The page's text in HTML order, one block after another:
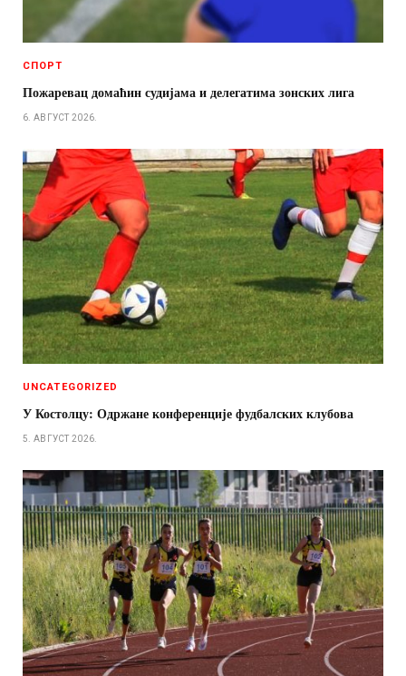
СПОРТ
Пожаревац домаћин судијама и делегатима зонских лига
6. АВГУСТ 2026.
UNCATEGORIZED
У Костолцу: Одржане конференције фудбалских клубова
5. АВГУСТ 2026.